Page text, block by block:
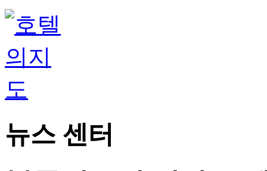
뉴스 센터